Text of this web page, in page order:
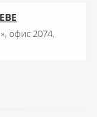
офис 2074.